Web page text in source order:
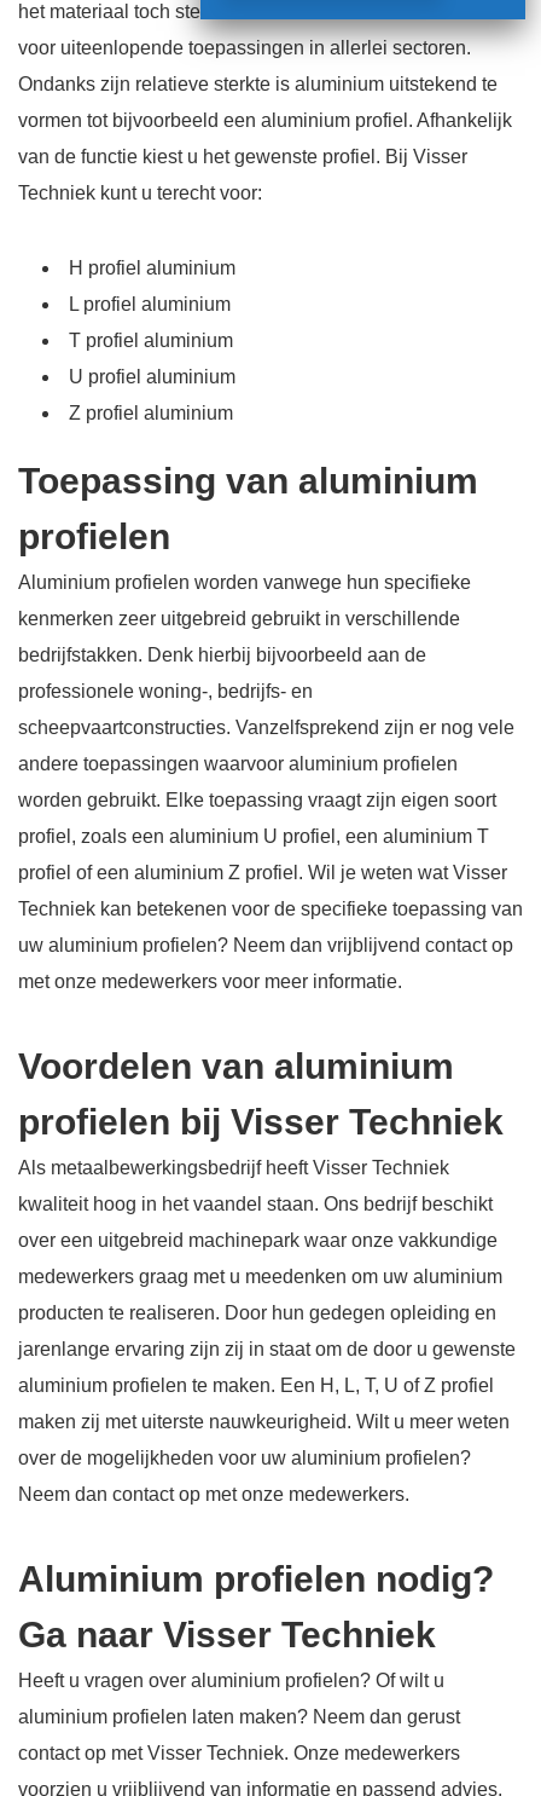
het materiaal toch sterk. Hierdoor is aluminium interessant
voor uiteenlopende toepassingen in allerlei sectoren.
Ondanks zijn relatieve sterkte is aluminium uitstekend te
vormen tot bijvoorbeeld een aluminium profiel. Afhankelijk
van de functie kiest u het gewenste profiel. Bij Visser
Techniek kunt u terecht voor:
H profiel aluminium
L profiel aluminium
T profiel aluminium
U profiel aluminium
Z profiel aluminium
Toepassing van aluminium
profielen
Aluminium profielen worden vanwege hun specifieke
kenmerken zeer uitgebreid gebruikt in verschillende
bedrijfstakken. Denk hierbij bijvoorbeeld aan de
professionele woning-, bedrijfs- en
scheepvaartconstructies. Vanzelfsprekend zijn er nog vele
andere toepassingen waarvoor aluminium profielen
worden gebruikt. Elke toepassing vraagt zijn eigen soort
profiel, zoals een aluminium U profiel, een aluminium T
profiel of een aluminium Z profiel. Wil je weten wat Visser
Techniek kan betekenen voor de specifieke toepassing van
uw aluminium profielen? Neem dan vrijblijvend contact op
met onze medewerkers voor meer informatie.
Voordelen van aluminium
profielen bij Visser Techniek
Als metaalbewerkingsbedrijf heeft Visser Techniek
kwaliteit hoog in het vaandel staan. Ons bedrijf beschikt
over een uitgebreid machinepark waar onze vakkundige
medewerkers graag met u meedenken om uw aluminium
producten te realiseren. Door hun gedegen opleiding en
jarenlange ervaring zijn zij in staat om de door u gewenste
aluminium profielen te maken. Een H, L, T, U of Z profiel
maken zij met uiterste nauwkeurigheid. Wilt u meer weten
over de mogelijkheden voor uw aluminium profielen?
Neem dan contact op met onze medewerkers.
Aluminium profielen nodig?
Ga naar Visser Techniek
Heeft u vragen over aluminium profielen? Of wilt u
aluminium profielen laten maken? Neem dan gerust
contact op met Visser Techniek. Onze medewerkers
voorzien u vrijblijvend van informatie en passend advies.